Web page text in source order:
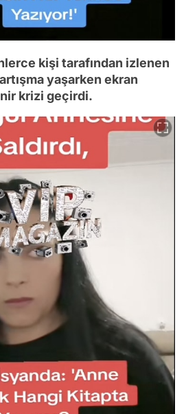
kişi tarafından izlenen
yaşarken ekran
krizi geçirdi.